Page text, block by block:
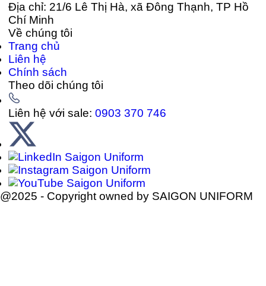
Địa chỉ: 21/6 Lê Thị Hà, xã Đông Thạnh, TP Hồ
Chí Minh
Về chúng tôi
Trang chủ
Liên hệ
Chính sách
Theo dõi chúng tôi
Liên hệ với sale:0903 370 746
@2025 - Copyright owned by SAIGON UNIFORM